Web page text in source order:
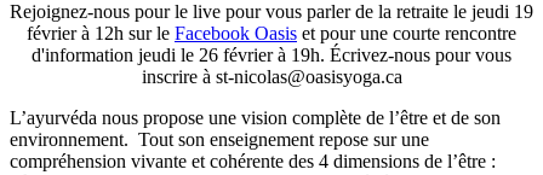
Rejoignez-nous pour le live pour vous parler de la retraite le jeudi 19
février à 12h sur le Facebook Oasis et pour une courte rencontre
d'information jeudi le 26 février à 19h. Écrivez-nous pour vous
inscrire à st-nicolas@oasisyoga.ca
L’ayurvéda nous propose une vision complète de l’être et de son
environnement. Tout son enseignement repose sur une
compréhension vivante et cohérente des 4 dimensions de l’être :